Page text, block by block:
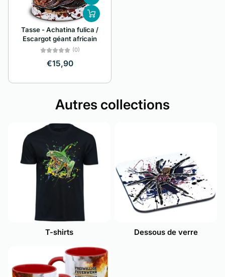
Tasse - Achatina fulica /
Escargot géant africain
(0)
€15,90
Autres collections
T-shirts Dessous de verre